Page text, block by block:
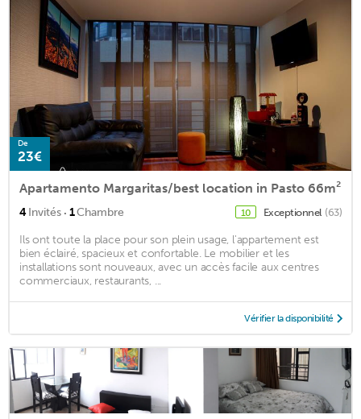
De
23€
Apartamento Margaritas/best location in Pasto 66m²
4Invités · 1Chambre 10 Exceptionnel (63)
Ils ont toute la place pour son plein usage, l'appartement est
bien éclairé, spacieux et confortable. Le mobilier et les
installations sont nouveaux, avec un accès facile aux centres
commerciaux, restaurants, ...
Vérifier la disponibilité